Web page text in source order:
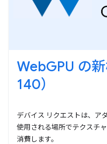
WebGPU の
140）
デバイス リクエストは、ア
使用される場所でテクスチ
消費します。